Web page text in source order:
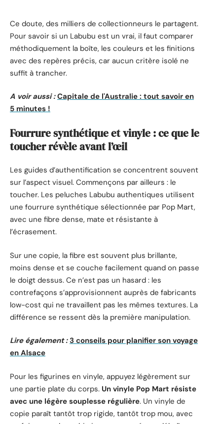
Ce doute, des milliers de collectionneurs le partagent.
Pour savoir si un Labubu est un vrai, il faut comparer
méthodiquement la boîte, les couleurs et les finitions
avec des repères précis, car aucun critère isolé ne
suffit à trancher.
A voir aussi : Capitale de l'Australie : tout savoir en
5 minutes !
Fourrure synthétique et vinyle : ce que le
toucher révèle avant l’œil
Les guides d’authentification se concentrent souvent
sur l’aspect visuel. Commençons par ailleurs : le
toucher. Les peluches Labubu authentiques utilisent
une fourrure synthétique sélectionnée par Pop Mart,
avec une fibre dense, mate et résistante à
l’écrasement.
Sur une copie, la fibre est souvent plus brillante,
moins dense et se couche facilement quand on passe
le doigt dessus. Ce n’est pas un hasard : les
contrefaçons s’approvisionnent auprès de fabricants
low-cost qui ne travaillent pas les mêmes textures. La
différence se ressent dès la première manipulation.
Lire également : 3 conseils pour planifier son voyage
en Alsace
Pour les figurines en vinyle, appuyez légèrement sur
une partie plate du corps. Un vinyle Pop Mart résiste
avec une légère souplesse régulière. Un vinyle de
copie paraît tantôt trop rigide, tantôt trop mou, avec